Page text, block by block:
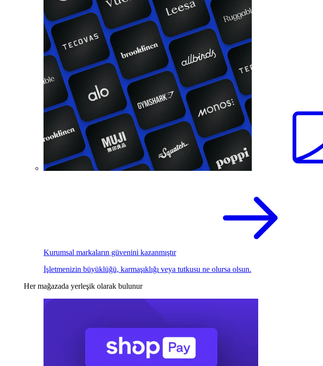
Kurumsal markaların güvenini kazanmıştır
İşletmenizin büyüklüğü, karmaşıklığı veya tutkusu ne olursa olsun.
Her mağazada yerleşik olarak bulunur